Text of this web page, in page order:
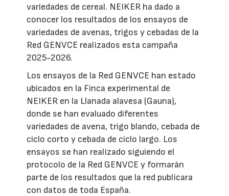
variedades de cereal. NEIKER ha dado a
conocer los resultados de los ensayos de
variedades de avenas, trigos y cebadas de la
Red GENVCE realizados esta campaña
2025-2026.
Los ensayos de la Red GENVCE han estado
ubicados en la Finca experimental de
NEIKER en la Llanada alavesa (Gauna),
donde se han evaluado diferentes
variedades de avena, trigo blando, cebada de
ciclo corto y cebada de ciclo largo. Los
ensayos se han realizado siguiendo el
protocolo de la Red GENVCE y formarán
parte de los resultados que la red publicara
con datos de toda España.